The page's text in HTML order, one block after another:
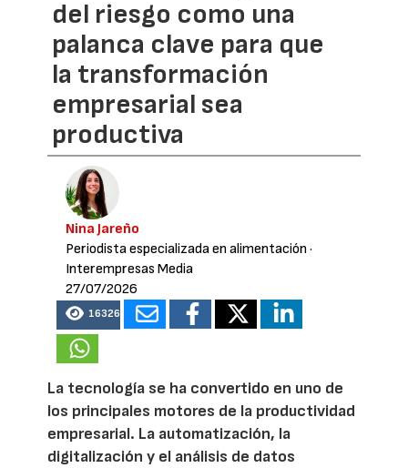
del riesgo como una
palanca clave para que
la transformación
empresarial sea
productiva
Nina Jareño
Periodista especializada en alimentación ·
Interempresas Media
27/07/2026
16326
La tecnología se ha convertido en uno de
los principales motores de la productividad
empresarial. La automatización, la
digitalización y el análisis de datos